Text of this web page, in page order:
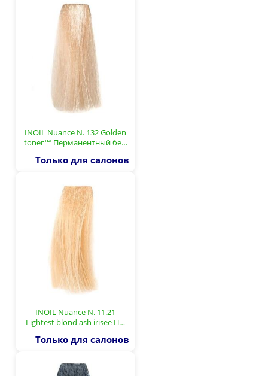
INOIL Nuance N. 132 Golden
toner™ Перманентный бе…
Только для салонов
INOIL Nuance N. 11.21
Lightest blond ash irisee П…
Только для салонов